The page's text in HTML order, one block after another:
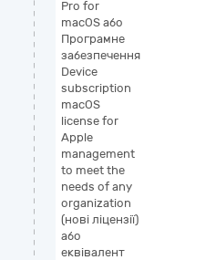
Pro for
macOS або
Програмне
забезпечення
Device
subscription
macOS
license for
Apple
management
to meet the
needs of any
organization
(нові ліцензії)
або
еквівалент